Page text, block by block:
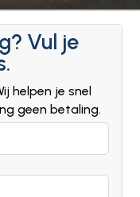
Vul je
helpen je snel
geen betaling.